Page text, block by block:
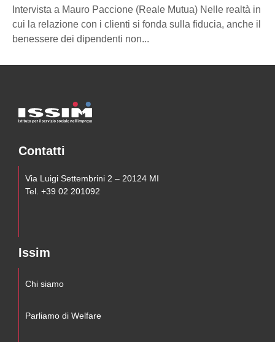
Intervista a Mauro Paccione (Reale Mutua) Nelle realtà in
cui la relazione con i clienti si fonda sulla fiducia, anche il
benessere dei dipendenti non...
Contatti
Via Luigi Settembrini 2 – 20124 MI
Tel. +39 02 201092
Issim
Chi siamo
Parliamo di Welfare